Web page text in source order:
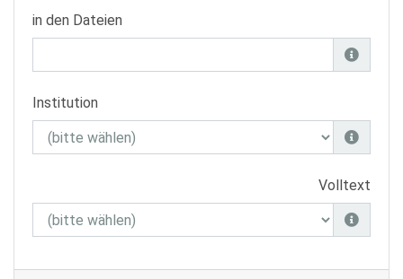
in den Dateien
Institution
Volltext